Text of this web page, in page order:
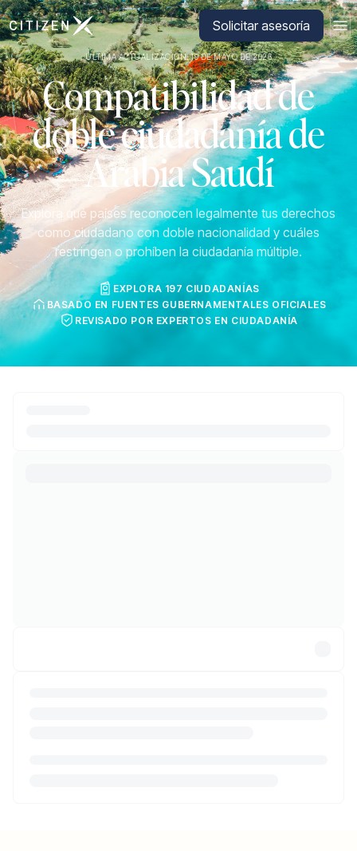
Ir a la página principal de CitizenX Solicitar asesoría
ÚLTIMA ACTUALIZACIÓN: 19 DE MAYO DE 2026
Compatibilidad de
doble ciudadanía de
Arabia Saudí
Explora qué países reconocen legalmente tus derechos
como ciudadano con doble nacionalidad y cuáles
restringen o prohíben la ciudadanía múltiple.
EXPLORA 197 CIUDADANÍAS
BASADO EN FUENTES GUBERNAMENTALES OFICIALES
REVISADO POR EXPERTOS EN CIUDADANÍA